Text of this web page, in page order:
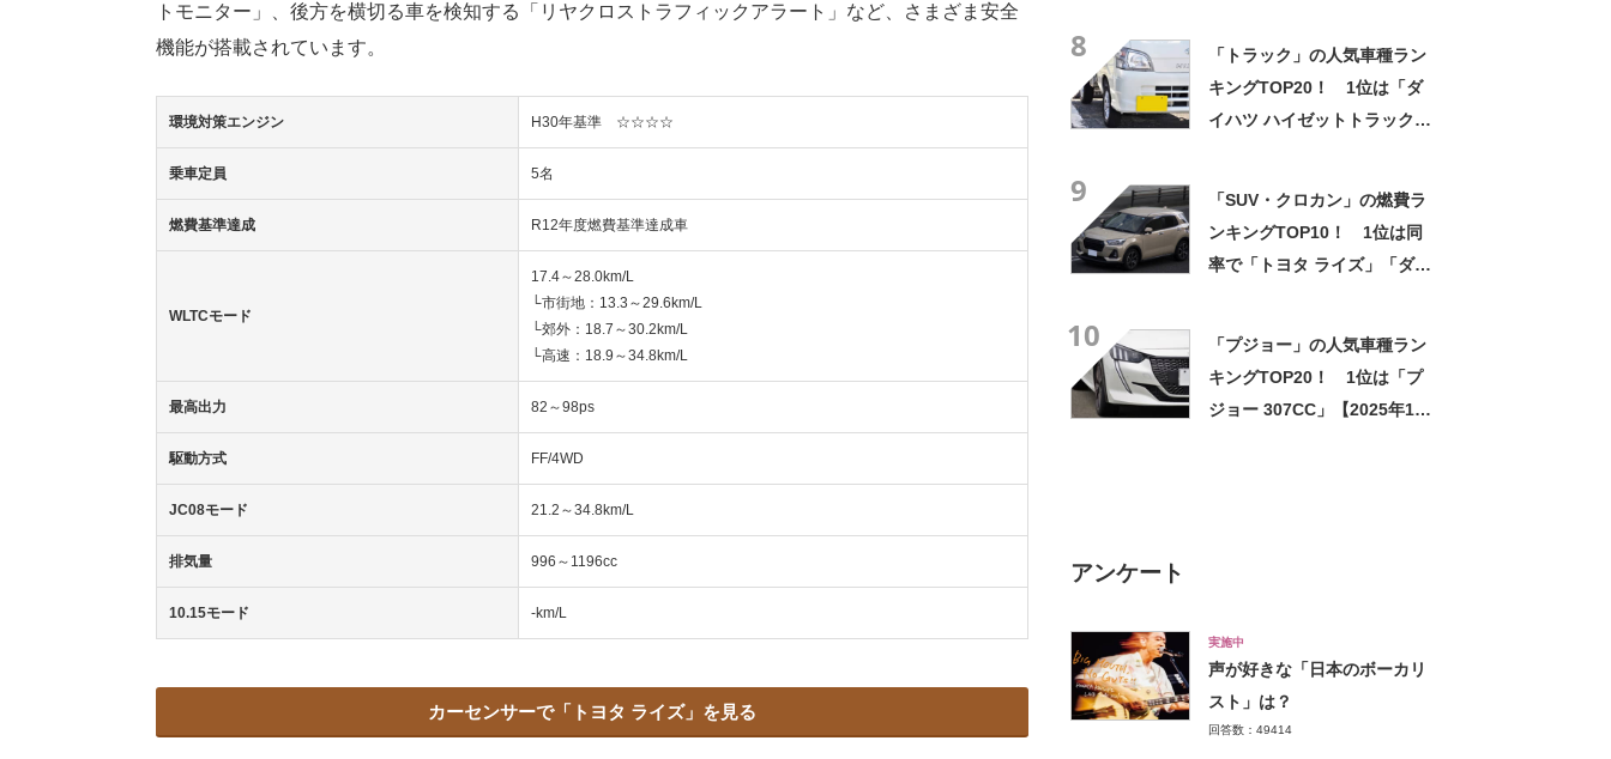
トモニター」、後方を横切る車を検知する「リヤクロストラフィックアラート」など、さまざま安全
機能が搭載されています。
環境対策エンジン H30年基準 ☆☆☆☆
乗車定員 5名
燃費基準達成 R12年度燃費基準達成車
WLTCモード
17.4～28.0km/L
└市街地：13.3～29.6km/L
└郊外：18.7～30.2km/L
└高速：18.9～34.8km/L
最高出力 82～98ps
駆動方式 FF/4WD
JC08モード 21.2～34.8km/L
排気量 996～1196cc
10.15モード -km/L
カーセンサーで「トヨタ ライズ」を見る
8
「トラック」の人気車種ラン
キングTOP20！ 1位は「ダ
イハツ ハイゼットトラック」
9
「SUV・クロカン」の燃費ラ
ンキングTOP10！ 1位は同
率で「トヨタ ライズ」「ダイ
10
「プジョー」の人気車種ラン
キングTOP20！ 1位は「プ
ジョー 307CC」【2025年1
アンケート
実施中
声が好きな「日本のボーカリ
スト」は？
回答数：49414